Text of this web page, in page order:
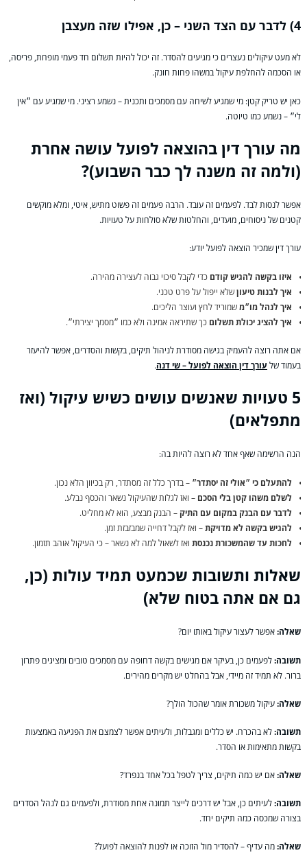
4) לדבר עם הצד השני – כן, אפילו שזה מעצבן
לא מעט עיקולים נעצרים כי מגיעים להסדר. זה יכול להיות תשלום חד פעמי מופחת, פריסה,
או הסכמה להחלפת עיקול במשהו פחות חונק.
כאן יש טריק קטן: מי שמגיע לשיחה עם מסמכים ותכנית – נשמע רציני. מי שמגיע עם ״אין
לי״ – נשמע כמו טיוטה.
מה עורך דין בהוצאה לפועל עושה אחרת
(ולמה זה משנה לך כבר השבוע)?
אפשר לנסות לבד. לפעמים זה עובד. הרבה פעמים זה פשוט מתיש, איטי, ומלא מוקשים
קטנים של ניסוחים, מועדים, והחלטות שלא סולחות על טעויות.
עורך דין שמכיר הוצאה לפועל יודע:
איזו בקשה להגיש קודם כדי לקבל סיכוי גבוה לעצירה מהירה.
איך לבנות טיעוןשלא ייפול על פרט טכני.
איך לנהל מו״משמוריד לחץ ועוצר הליכים.
איך להציג יכולת תשלום כך שתיראה אמינה ולא כמו ״מסמך יצירתי״.
אם אתה רוצה להעמיק בגישה מסודרת לניהול תיקים, בקשות והסדרים, אפשר להיעזר
בעמוד של עורך דין הוצאה לפועל – שי דנה.
5 טעויות שאנשים עושים כשיש עיקול (ואז
מתפלאים)
הנה הרשימה שאף אחד לא רוצה להיות בה:
להתעלם כי ״אולי זה יסתדר״ – בדרך כלל זה מסתדר, רק בכיוון הלא נכון.
לשלם משהו קטן בלי הסכם – ואז לגלות שהעיקול נשאר והכסף נבלע.
לדבר עם הבנק במקום עם התיק – הבנק מבצע, הוא לא מחליט.
להגיש בקשה לא מדויקת– ואז לקבל דחייה שמבזבזת זמן.
לחכות עד שהמשכורת נכנסת ואז לשאול למה לא נשאר – כי העיקול אוהב תזמון.
שאלות ותשובות שכמעט תמיד עולות (כן,
גם אם אתה בטוח שלא)
שאלה:אפשר לעצור עיקול באותו יום?
תשובה:לפעמים כן, בעיקר אם מגישים בקשה דחופה עם מסמכים טובים ומציגים פתרון
ברור. לא תמיד זה מיידי, אבל בהחלט יש מקרים מהירים.
שאלה:עיקול משכורת אומר שהכול הולך?
תשובה:לא בהכרח. יש כללים ומגבלות, ולעיתים אפשר לצמצם את הפגיעה באמצעות
בקשות מתאימות או הסדר.
שאלה:אם יש כמה תיקים, צריך לטפל בכל אחד בנפרד?
תשובה:לעיתים כן, אבל יש דרכים לייצר תמונה אחת מסודרת, ולפעמים גם לנהל הסדרים
בצורה שמכסה כמה תיקים יחד.
שאלה:מה עדיף – להסדיר מול הזוכה או לפנות להוצאה לפועל?